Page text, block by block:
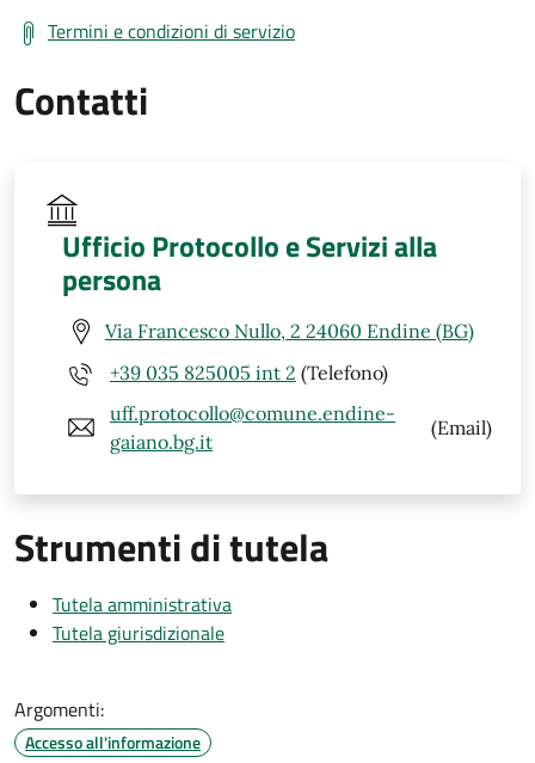
Termini e condizioni di servizio
Contatti
Ufficio Protocollo e Servizi alla
persona
Via Francesco Nullo, 2 24060 Endine (BG)
+39 035 825005 int 2 (Telefono)
uff.protocollo@comune.endine-
gaiano.bg.it
(Email)
Strumenti di tutela
Tutela amministrativa
Tutela giurisdizionale
Argomenti:
Accesso all'informazione